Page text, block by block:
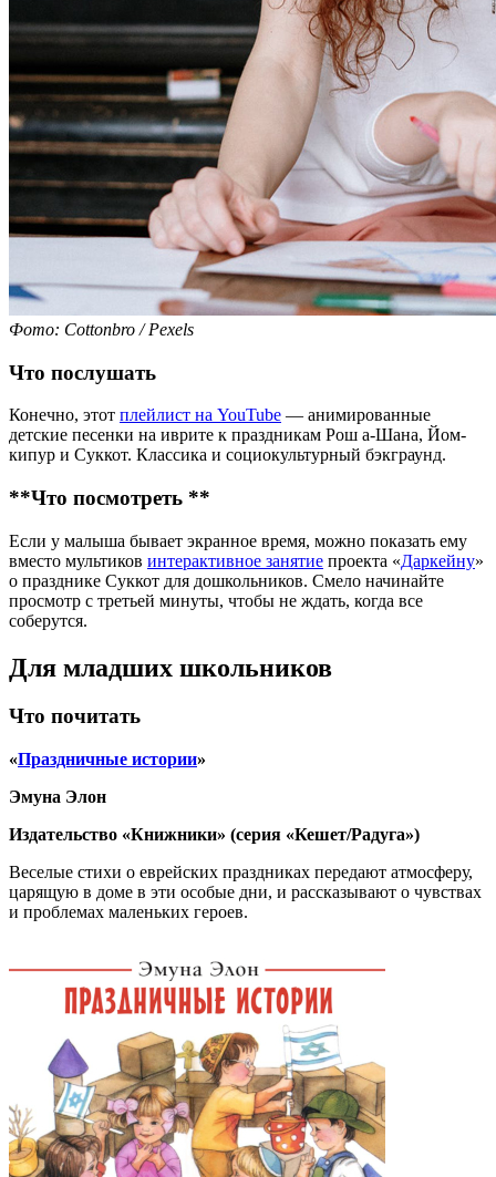
Фото: Сottonbro / Pexels
Что послушать
Конечно, этот плейлист на YouTube — анимированные
детские песенки на иврите к праздникам Рош а-Шана, Йом-
кипур и Суккот. Классика и социокультурный бэкграунд.
**Что посмотреть **
Если у малыша бывает экранное время, можно показать ему
вместо мультиков интерактивное занятие проекта «Даркейну»
о празднике Суккот для дошкольников. Смело начинайте
просмотр с третьей минуты, чтобы не ждать, когда все
соберутся.
Для младших школьников
Что почитать
«Праздничные истории»
Эмуна Элон
Издательство «Книжники» (серия «Кешет/Радуга»)
Веселые стихи о еврейских праздниках передают атмосферу,
царящую в доме в эти особые дни, и рассказывают о чувствах
и проблемах маленьких героев.